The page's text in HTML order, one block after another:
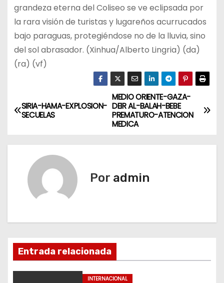
grandeza eterna del Coliseo se ve eclipsada por
la rara visión de turistas y lugareños acurrucados
bajo paraguas, protegiéndose no de la lluvia, sino
del sol abrasador. (Xinhua/Alberto Lingria) (da)
(ra) (vf)
N
a
v
c
ó
MEDIO ORIENTE-GAZA-
DEIR AL-BALAH-BEBE
PREMATURO-ATENCION
MEDICA
SIRIA-HAMA-EXPLOSION-
SECUELAS
Por admin
Entrada relacionada
INTERNACIONAL